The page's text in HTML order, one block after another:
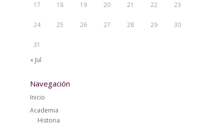
17 18 19 20 21 22 23
24 25 26 27 28 29 30
31
« Jul
Navegación
Inicio
Academia
Historia